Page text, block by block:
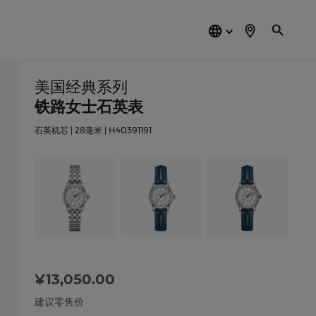
简
体
美国经典系列
铁路女士石英表
石英机芯 | 28毫米 | H40391191
¥13,050.00
建议零售价